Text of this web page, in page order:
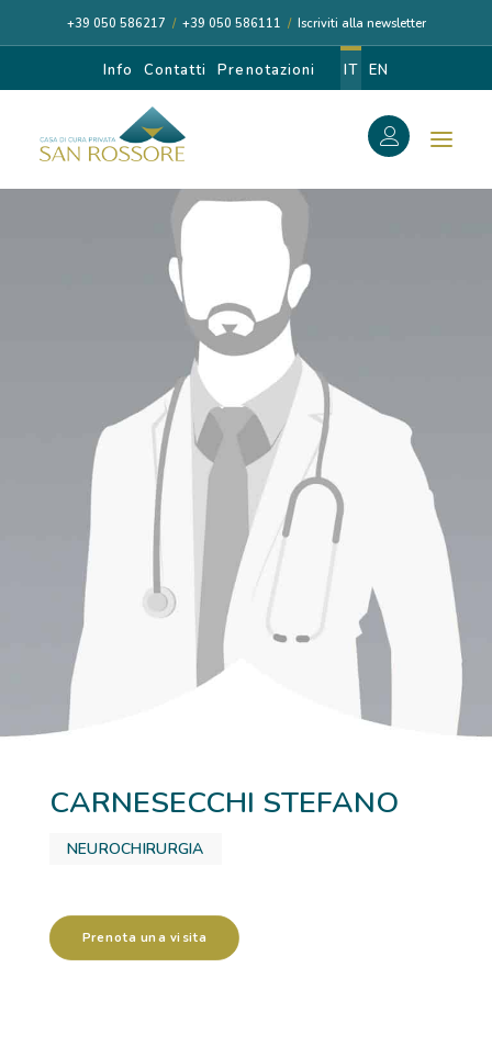
+39 050 586217 / +39 050 586111 / Iscriviti alla newsletter
Info Contatti Prenotazioni IT EN
I NOSTRI MEDICI
DIAGNOSI E CURA
RICOVERI
PATOLOGIE
NEWS
FORMAZIONE
CARNESECCHI STEFANO
NEUROCHIRURGIA
Prenota una visita